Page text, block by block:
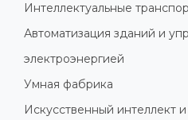
Интеллектуальные
Автоматизация зданий и
электроэнергией
Умная фабрика
Искусственный интеллект